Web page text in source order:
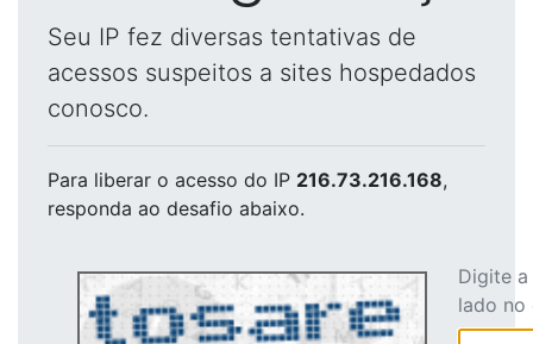
Seu IP fez diversas tentativas de
acessos suspeitos a sites hospedados
conosco.
Para liberar o acesso do IP 216.73.216.168,
responda ao desafio abaixo.
Digite
lado no